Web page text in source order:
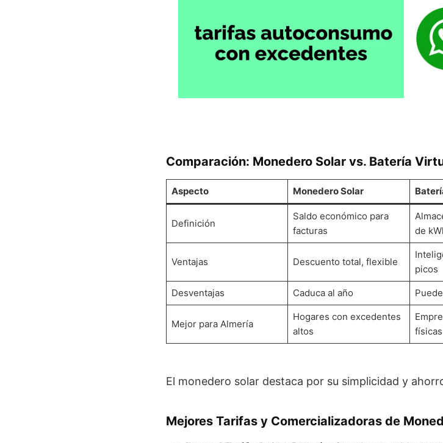
Comparación: Monedero Solar vs. Batería
Aspecto Monedero Solar
Definición
Saldo económico para
facturas
de
Ventajas Descuento total, flexible
picos
Desventajas Caduca al año
Mejor para Almería
Hogares con excedentes
altos
físicas
El monedero solar destaca por su simplicidad y
Mejores Tarifas y Comercializadoras de